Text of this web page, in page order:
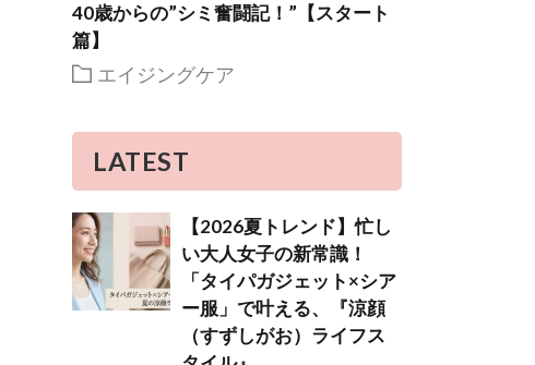
40歳からの”シミ奮闘記！”【スタート
篇】
エイジングケア
LATEST
【2026夏トレンド】忙し
い大人女子の新常識！
「タイパガジェット×シア
ー服」で叶える、『涼顔
（すずしがお）ライフス